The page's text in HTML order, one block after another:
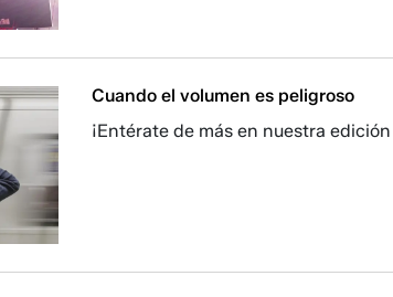
Cuando el volumen es peligroso
¡Entérate de más en nuestra